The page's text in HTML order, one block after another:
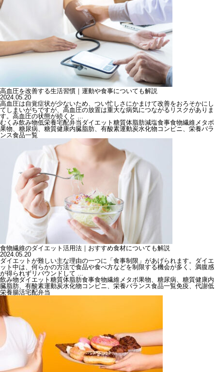
高血圧を改善する生活習慣｜運動や食事についても解説
2024.05.20
高血圧は自覚症状が少ないため、つい忙しさにかまけて改善をおろそかにし
てしまいがちですが、高血圧の放置は重大な病気につながるリスクがありま
す。高血圧の状態が続くと ...
むくみ飲み物低栄養宅配弁当 ダイエット 糖質体脂肪減塩食事食物繊維メタボ
果物、糖尿病、糖質健康内臓脂肪、有酸素運動炭水化物 コンビニ、栄養バラ
ンス食品一覧
食物繊維のダイエット活用法｜おすすめ食材についても解説
2024.05.20
ダイエットが難しい主な理由の一つに「食事制限」があげられます。ダイエ
ット中は、何らかの方法で食品や食べ方などを制限する機会が多く、満腹感
が得られずリバウンドして ...
飲み物ダイエット 糖質体脂肪食事食物繊維メタボ果物、糖尿病、糖質健康内
臓脂肪、有酸素運動炭水化物 コンビニ、栄養バランス食品一覧免疫、代謝低
栄養腸活宅配弁当